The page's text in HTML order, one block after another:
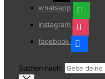
whatsapp
instagram
facebook
Suchen nach: